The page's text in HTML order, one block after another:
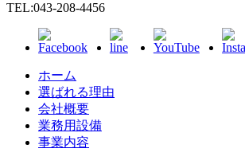
TEL:043-208-4456
ホーム
選ばれる理由
会社概要
業務用設備
事業内容